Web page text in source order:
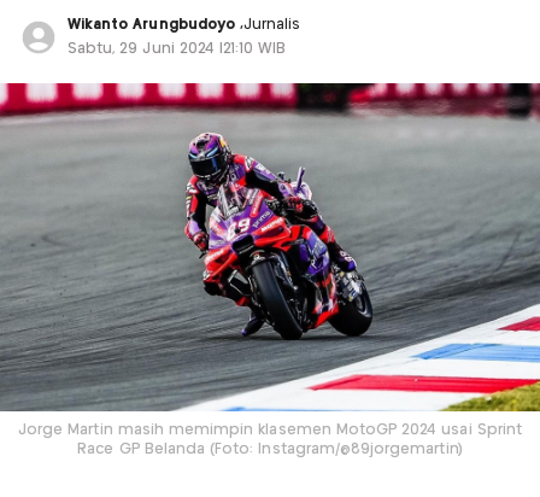
Wikanto Arungbudoyo ,Jurnalis
Sabtu, 29 Juni 2024 |21:10 WIB
Jorge Martin masih memimpin klasemen MotoGP 2024 usai Sprint
Race GP Belanda (Foto: Instagram/@89jorgemartin)